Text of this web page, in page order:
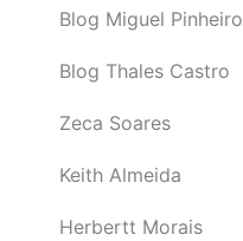
Blog Miguel Pinheiro
Blog Thales Castro
Zeca Soares
Keith Almeida
Herbertt Morais